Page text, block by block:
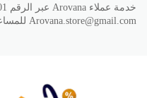
Arovana.store@gmail.com للمساعدة.